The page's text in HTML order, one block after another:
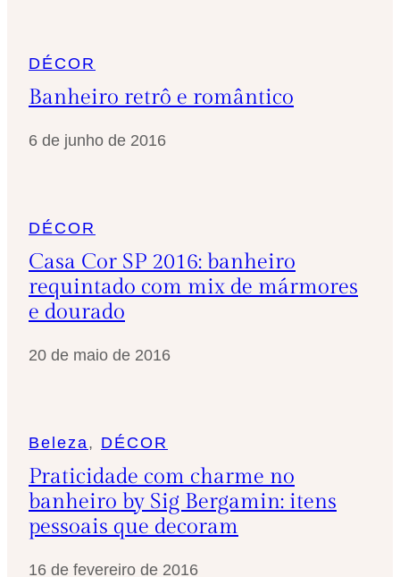
DÉCOR
Banheiro retrô e romântico
6 de junho de 2016
DÉCOR
Casa Cor SP 2016: banheiro
requintado com mix de mármores
e dourado
20 de maio de 2016
Beleza, DÉCOR
Praticidade com charme no
banheiro by Sig Bergamin: itens
pessoais que decoram
16 de fevereiro de 2016